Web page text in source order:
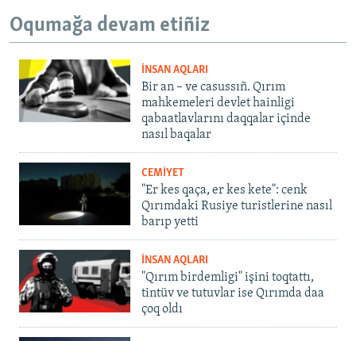
Oqumağa devam etiñiz
İNSAN AQLARI
Bir an – ve casussıñ. Qırım
mahkemeleri devlet hainligi
qabaatlavlarını daqqalar içinde
nasıl baqalar
CEMİYET
"Er kes qaça, er kes kete": cenk
Qırımdaki Rusiye turistlerine nasıl
barıp yetti
İNSAN AQLARI
"Qırım birdemligi" işini toqtattı,
tintüv ve tutuvlar ise Qırımda daa
çoq oldı